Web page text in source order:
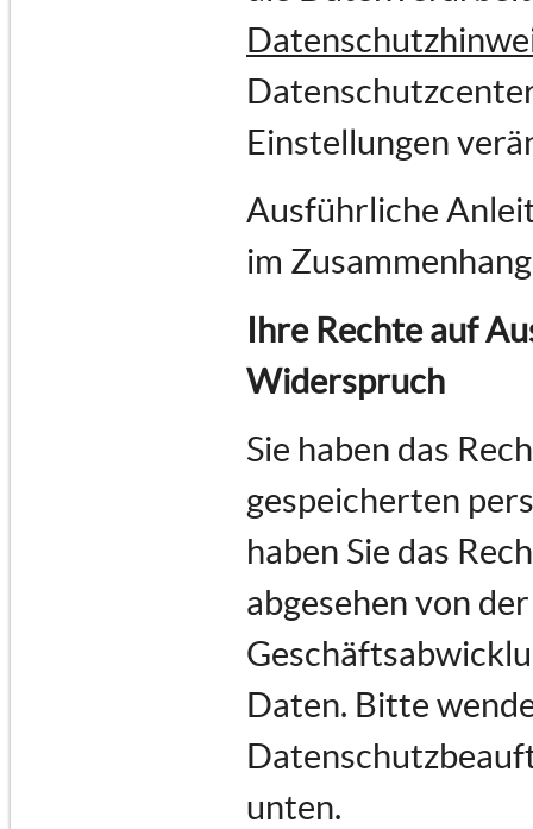
Einstellungen
Ausführliche
im
Ihre Rechte auf
Widerspruch
Sie haben das
gespeicherten
haben Sie das
abgesehen von
Daten. Bitte
unten.